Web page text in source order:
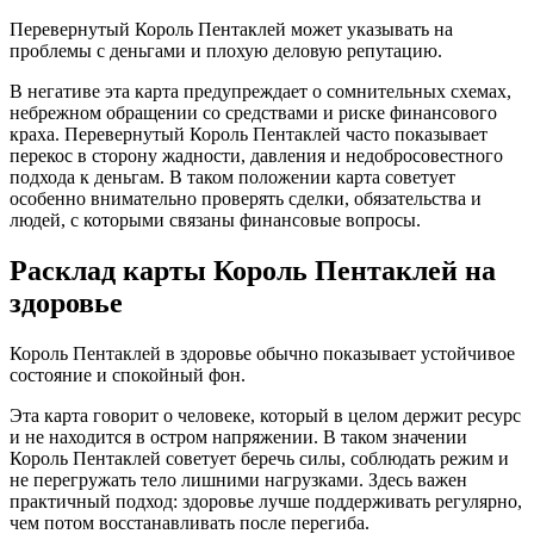
Перевернутый Король Пентаклей может указывать на
проблемы с деньгами и плохую деловую репутацию.
В негативе эта карта предупреждает о сомнительных схемах,
небрежном обращении со средствами и риске финансового
краха. Перевернутый Король Пентаклей часто показывает
перекос в сторону жадности, давления и недобросовестного
подхода к деньгам. В таком положении карта советует
особенно внимательно проверять сделки, обязательства и
людей, с которыми связаны финансовые вопросы.
Расклад карты Король Пентаклей на
здоровье
Король Пентаклей в здоровье обычно показывает устойчивое
состояние и спокойный фон.
Эта карта говорит о человеке, который в целом держит ресурс
и не находится в остром напряжении. В таком значении
Король Пентаклей советует беречь силы, соблюдать режим и
не перегружать тело лишними нагрузками. Здесь важен
практичный подход: здоровье лучше поддерживать регулярно,
чем потом восстанавливать после перегиба.